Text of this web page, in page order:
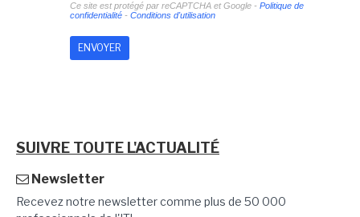
Ce site est protégé par reCAPTCHA et Google - Politique de
confidentialité- Conditions d'utilisation
SUIVRE TOUTE L'ACTUALITÉ
Newsletter
Recevez notre newsletter comme plus de 50 000